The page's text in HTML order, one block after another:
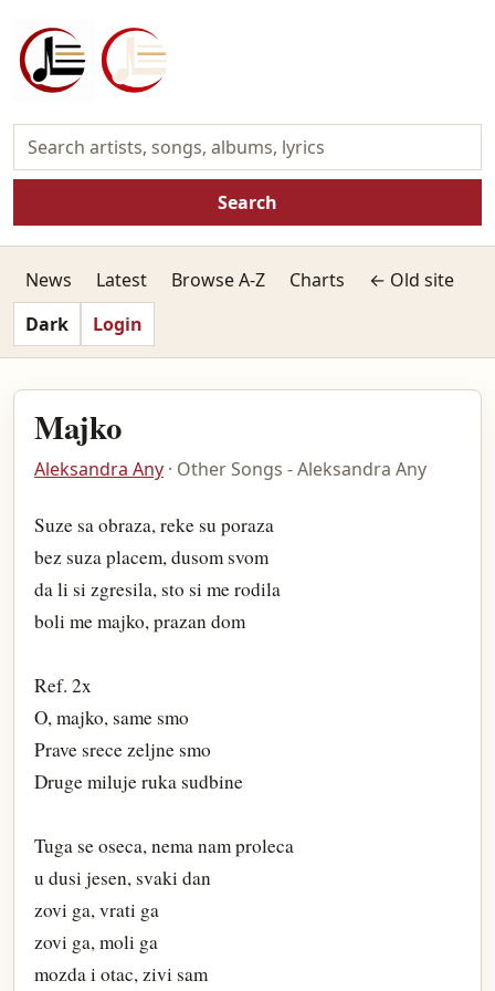
Search
News Latest Browse A-Z Charts
← Old site
Dark
Login
Majko
Aleksandra Any · Other Songs - Aleksandra Any
Suze sa obraza, reke su poraza
bez suza placem, dusom svom
da li si zgresila, sto si me rodila
boli me majko, prazan dom
Ref. 2x
O, majko, same smo
Prave srece zeljne smo
Druge miluje ruka sudbine
Tuga se oseca, nema nam proleca
u dusi jesen, svaki dan
zovi ga, vrati ga
zovi ga, moli ga
mozda i otac, zivi sam